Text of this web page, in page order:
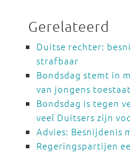
Gerelateerd
Duitse rechter:
strafbaar
Bondsdag stemt in
van jongens toestaat
Bondsdag is tegen
veel Duitsers zijn
Advies: Besnijdenis
Regeringspartijen